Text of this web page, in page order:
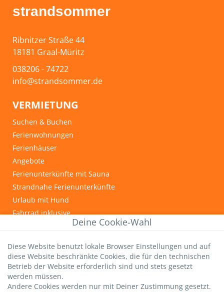
Deine Cookie-Wahl
Diese Website benutzt lokale Browser Einstellungen und auf
diese Website beschränkte Cookies, die für den technischen
Betrieb der Website erforderlich sind und stets gesetzt
werden müssen.
Andere Cookies werden nur mit Deiner Zustimmung gesetzt.
strandsommer
Ribnitzer Straße 44
18181 Graal-Müritz
038206 - 74722
info@strandsommer.de
VERMIETUNG
Suchen & Buchen
Ferienwohnungen
Ferienhäuser
Angebote
Ferienunterkünfte mit Sauna
Strandnahe Ferienunterkünfte
Urlaub mit Hund
Fahrrad inklusive
Graal-Müritz
Wichtige Gästeinfos
Infos zur Kurtaxe
Hundestrände